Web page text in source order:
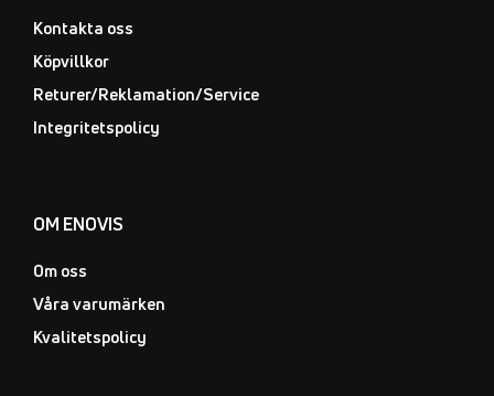
Kontakta oss
Köpvillkor
Returer/Reklamation/Service
Integritetspolicy
OM ENOVIS
Om oss
Våra varumärken
Kvalitetspolicy